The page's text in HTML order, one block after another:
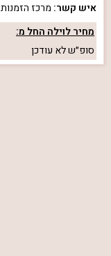
איש קשר: מרכז הזמנות
מחיר לוילה החל מ:
סופ״שלא עודכן